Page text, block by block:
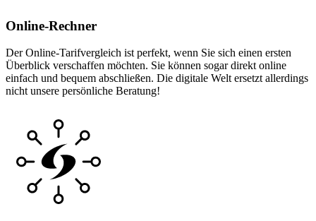
Online-Rechner
Der Online-Tarifvergleich ist perfekt, wenn Sie sich einen ersten
Überblick verschaffen möchten. Sie können sogar direkt online
einfach und bequem abschließen. Die digitale Welt ersetzt allerdings
nicht unsere persönliche Beratung!